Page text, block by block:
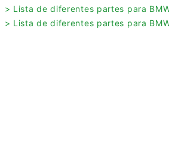
> Lista de diferentes partes para
> Lista de diferentes partes para